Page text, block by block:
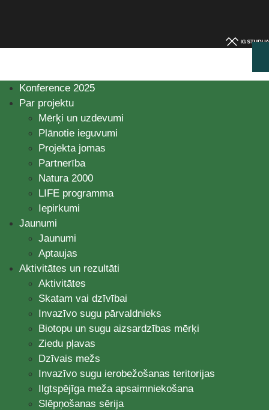
Konference 2025
Par projektu
Mērķi un uzdevumi
Plānotie ieguvumi
Projekta jomas
Partnerība
Natura 2000
LIFE programma
Iepirkumi
Jaunumi
Jaunumi
Aptaujas
Aktivitātes un rezultāti
Aktivitātes
Skatam vai dzīvībai
Invazīvo sugu pārvaldnieks
Biotopu un sugu aizsardzības mērķi
Ziedu pļavas
Dzīvais mežs
Invazīvo sugu ierobežošanas teritorijas
Ilgtspējīga meža apsaimniekošana
Slēpņošanas sērija